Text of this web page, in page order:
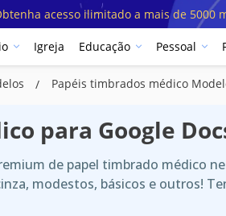
acesso ilimitado a mais de 5000
Igreja Educação Pessoal
Papéis timbrados médico
para Google
de papel timbrado médico
modestos, básicos e outros!